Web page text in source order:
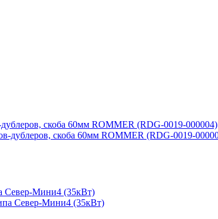
скоба 60мм ROMMER (RDG-0019-000004)
Север-Мини4 (35кВт)